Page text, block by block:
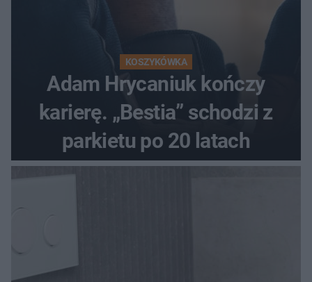
KOSZYKÓWKA
Adam Hrycaniuk kończy
karierę. „Bestia” schodzi z
parkietu po 20 latach